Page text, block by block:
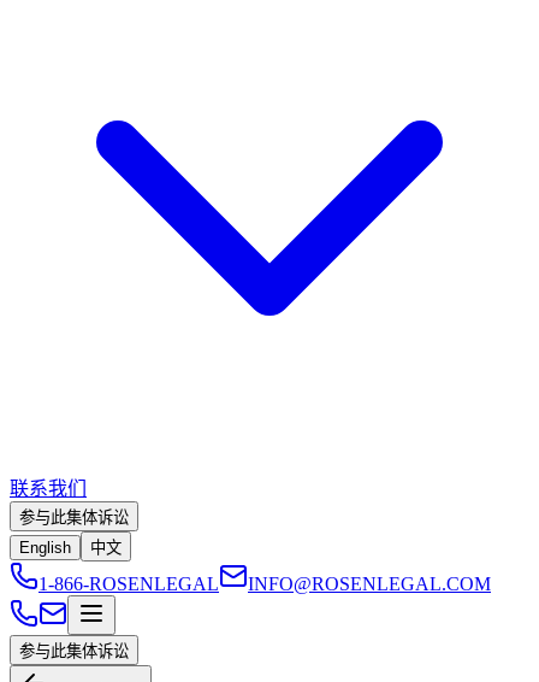
联系我们
参与此集体诉讼
English
中文
1-866-ROSENLEGAL INFO@ROSENLEGAL.COM
参与此集体诉讼